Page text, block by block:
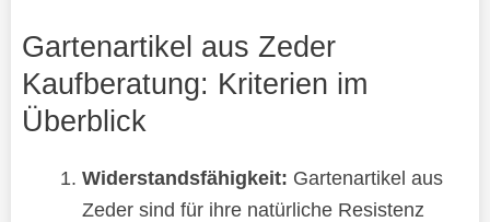
Gartenartikel aus Zeder
Kaufberatung: Kriterien im
Überblick
Widerstandsfähigkeit: Gartenartikel aus
Zeder sind für ihre natürliche Resistenz